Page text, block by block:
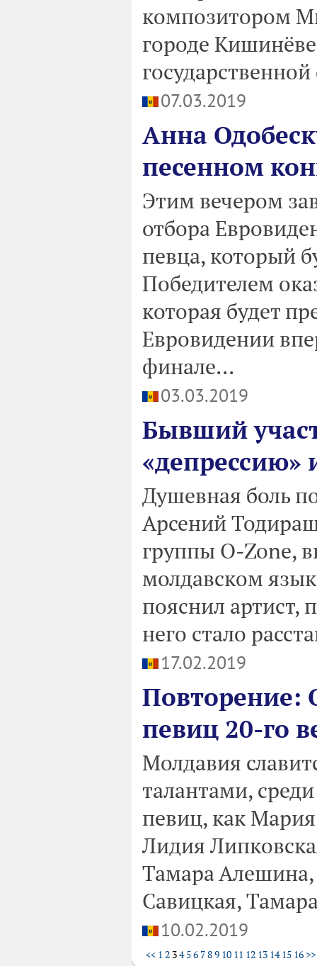
композитором
городе
07.03.2019
Анна
песенном
Этим вечером
отбора
певца, который
Победителем
которая будет
Евровидении
финале...
03.03.2019
Бывший
Душевная боль
Арсений
группы O-Zone,
молдавском
пояснил артист,
него стало
17.02.2019
Повторение:
певиц 20-го
Молдавия
талантами,
певиц, как
Лидия
Тамара
Савицкая,
10.02.2019
<< 1 2 34 56 789 10 11 12 13 14 15 16 >>